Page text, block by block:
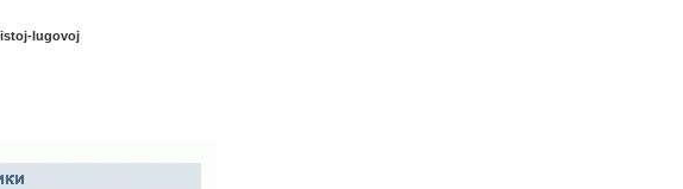
lugovoj